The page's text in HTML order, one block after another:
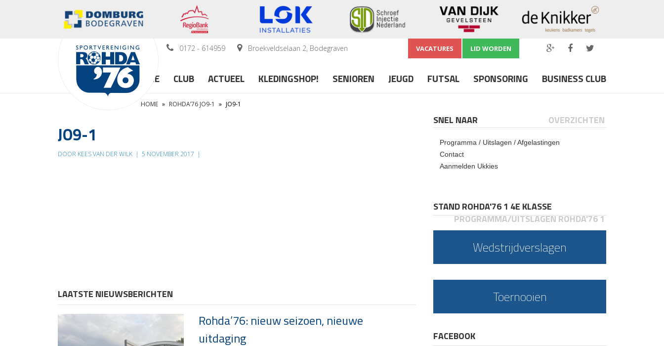
0172 - 614959 Broekveldselaan 2, Bodegraven VACATURES LID WORDEN
HOME CLUB ACTUEEL KLEDINGSHOP! SENIOREN JEUGD FUTSAL SPONSORING BUSINESS CLUB
HOME » ROHDA’76 JO9-1 » JO9-1
JO9-1
DOOR KEES VAN DER WILK | 5 NOVEMBER 2017 |
LAATSTE NIEUWSBERICHTEN
Rohda’76: nieuw seizoen, nieuwe
uitdaging
SNEL NAAR OVERZICHTEN
Programma / Uitslagen / Afgelastingen
Contact
Aanmelden Ukkies
STAND ROHDA'76 1 4E KLASSE
PROGRAMMA/UITSLAGEN ROHDA'76 1
Wedstrijdverslagen
Toernooien
FACEBOOK